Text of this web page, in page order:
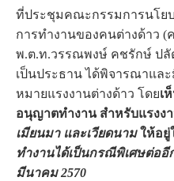
ที่ประชุมคณะกรรมการนโย
การทำงานของคนต่างด้าว (
พ.ต.ท.วรรณพงษ์ คชรักษ์ ปลั
เป็นประธาน ได้พิจารณาแล
หมายแรงงานต่างด้าว โดยเ
อนุญาตทำงาน สำหรับแรงง
เมียนมา และเวียดนาม ให้อยู่
ทำงานได้เป็นกรณีพิเศษต่ออี
มีนาคม 2570